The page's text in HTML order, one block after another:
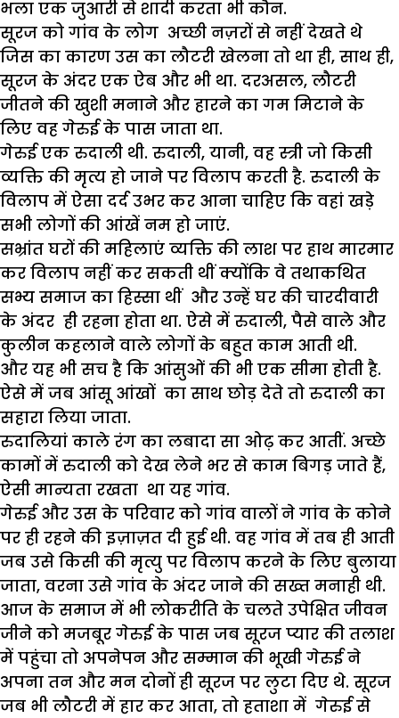
भला एक जुआरी से शादी करता भी कौन.
सूरज को गांव के लोग अच्छी नज़रों से नहीं देखते थे
जिस का कारण उस का लौटरी खेलना तो था ही, साथ ही,
सूरज के अंदर एक ऐब और भी था. दरअसल, लौटरी
जीतने की खुशी मनाने और हारने का गम मिटाने के
लिए वह गेरुई के पास जाता था.
गेरुई एक रुदाली थी. रुदाली, यानी, वह स्त्री जो किसी
व्यक्ति की मृत्य हो जाने पर विलाप करती है. रुदाली के
विलाप में ऐसा दर्द उभर कर आना चाहिए कि वहां खड़े
सभी लोगों की आंखें नम हो जाएं.
सभ्रांत घरों की महिलाएं व्यक्ति की लाश पर हाथ मारमार
कर विलाप नहीं कर सकती थीं क्योंकि वे तथाकथित
सभ्य समाज का हिस्सा थीं और उन्हें घर की चारदीवारी
के अंदर ही रहना होता था. ऐसे में रुदाली, पैसे वाले और
कुलीन कहलाने वाले लोगों के बहुत काम आती थी.
और यह भी सच है कि आंसुओं की भी एक सीमा होती है.
ऐसे में जब आंसू आंखों का साथ छोड़ देते तो रुदाली का
सहारा लिया जाता.
रुदालियां काले रंग का लबादा सा ओढ़ कर आतीं. अच्छे
कामों में रुदाली को देख लेने भर से काम बिगड़ जाते हैं,
ऐसी मान्यता रखता था यह गांव.
गेरुई और उस के परिवार को गांव वालों ने गांव के कोने
पर ही रहने की इज़ाज़त दी हुई थी. वह गांव में तब ही आती
जब उसे किसी की मृत्यु पर विलाप करने के लिए बुलाया
जाता, वरना उसे गांव के अंदर जाने की सख्त मनाही थी.
आज के समाज में भी लोकरीति के चलते उपेक्षित जीवन
जीने को मजबूर गेरुई के पास जब सूरज प्यार की तलाश
में पहुंचा तो अपनेपन और सम्मान की भूखी गेरुई ने
अपना तन और मन दोनों ही सूरज पर लुटा दिए थे. सूरज
जब भी लौटरी में हार कर आता, तो हताशा में गेरुई से